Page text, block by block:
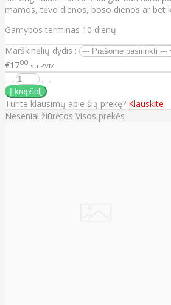
mamos, tėvo dienos, boso dienos ar bet
Gamybos terminas 10 dienų
Marškinėlių dydis :
€1700 su PVM
Turite klausimų apie šią prekę? Klauskite
Neseniai žiūrėtos Visos prekės